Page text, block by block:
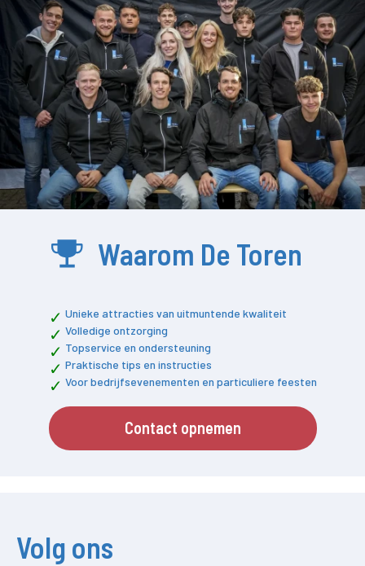
Waarom De Toren
Unieke attracties van uitmuntende kwaliteit
Volledige ontzorging
Topservice en ondersteuning
Praktische tips en instructies
Voor bedrijfsevenementen en particuliere feesten
Contact opnemen
Volg ons